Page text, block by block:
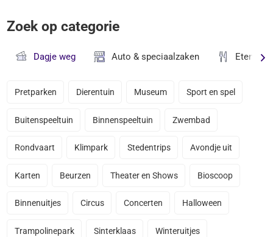
Zoek op categorie
Dagje weg Auto & speciaalzaken Eten &
Pretparken Dierentuin Museum Sport en spel
Buitenspeeltuin Binnenspeeltuin Zwembad
Rondvaart Klimpark Stedentrips Avondje uit
Karten Beurzen Theater en Shows Bioscoop
Binnenuitjes Circus Concerten Halloween
Trampolinepark Sinterklaas Winteruitjes